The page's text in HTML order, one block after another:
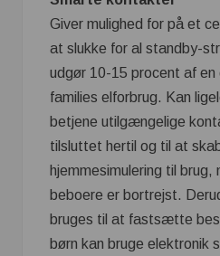
Giver mulighed for på et
at slukke for al standby-
udgør 10-15 procent af en
families elforbrug. Kan
betjene utilgængelige
tilsluttet hertil og til at
hjemmesimulering til brug,
beboere er bortrejst.
bruges til at fastsætte
børn kan bruge elektronik